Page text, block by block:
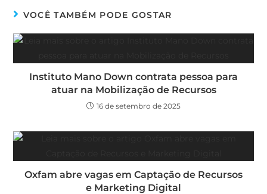
VOCÊ TAMBÉM PODE GOSTAR
Instituto Mano Down contrata pessoa para
atuar na Mobilização de Recursos
16 de setembro de 2025
Oxfam abre vagas em Captação de Recursos
e Marketing Digital